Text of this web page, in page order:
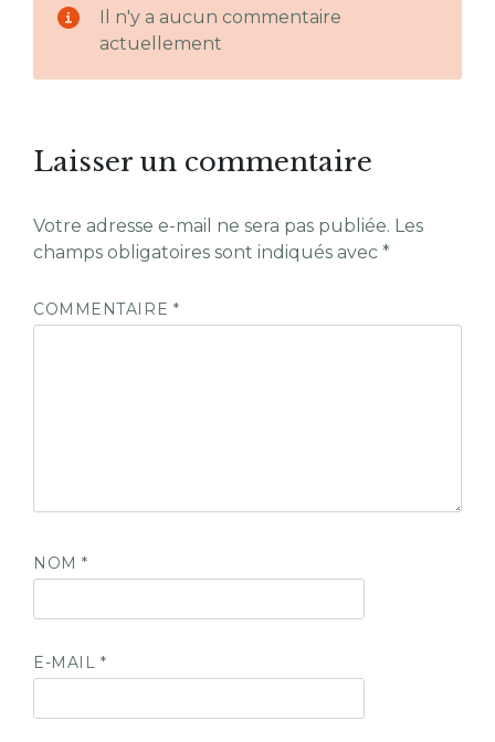
Il n'y a aucun commentaire
actuellement
Laisser un commentaire
Votre adresse e-mail ne sera pas publiée. Les
champs obligatoires sont indiqués avec *
COMMENTAIRE *
NOM*
E-MAIL *